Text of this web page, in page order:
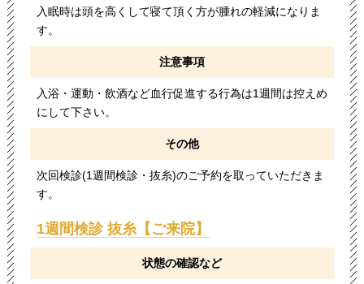
入眠時は頭を高くして寝て頂く方が腫れの軽減になりま
す。
注意事項
入浴・運動・飲酒など血行促進する行為は1週間は控えめ
にして下さい。
その他
次回検診(1週間検診・抜糸)のご予約を取っていただきま
す。
1週間検診 抜糸【ご来院】
状態の確認など